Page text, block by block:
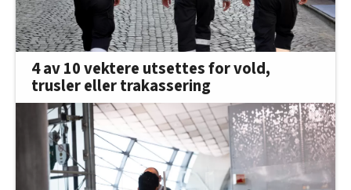
4 av 10 vektere utsettes for vold,
trusler eller trakassering